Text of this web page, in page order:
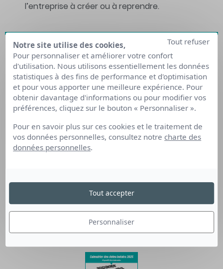
l’entreprise à créer ou à reprendre.
POUR PLUS D'INFO...
Notre site utilise des cookies,
Pour personnaliser et améliorer votre confort
d'utilisation. Nous utilisons essentiellement les données
statistiques à des fins de performance et d'optimisation
et pour vous apporter une meilleure expérience. Pour
obtenir davantage d'informations ou pour modifier vos
préférences, cliquez sur le bouton « Personnaliser ».
Pour en savoir plus sur ces cookies et le traitement de
vos données personnelles, consultez notre charte des
données personnelles.
Personnaliser
Tout refuser
Tout accepter